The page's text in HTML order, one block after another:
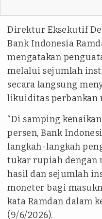
Direktur Eksekutif
Bank Indonesia
mengatakan
melalui sejumlah
secara langsung
likuiditas perbankan
“Di samping
persen, Bank
langkah-langkah
tukar rupiah dengan
hasil dan sejumlah
moneter bagi
kata Ramdan dalam
(9/6/2026).